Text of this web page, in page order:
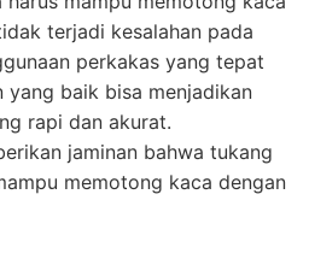
terjadi kesalahan pada
perkakas yang tepat
baik bisa menjadikan
rapi dan akurat.
jaminan bahwa tukang
memotong kaca dengan